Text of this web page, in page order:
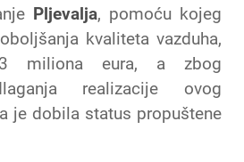
Pljevalja, pomoću kojeg
kvaliteta vazduha,
miliona eura, a zbog
realizacije ovog
je dobila status propuštene